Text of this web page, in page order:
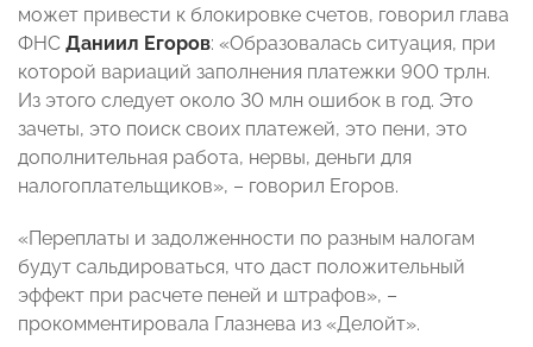
может привести к блокировке счетов, говорил глава
ФНС Даниил Егоров: «Образовалась ситуация, при
которой вариаций заполнения платежки 900 трлн.
Из этого следует около 30 млн ошибок в год. Это
зачеты, это поиск своих платежей, это пени, это
дополнительная работа, нервы, деньги для
налогоплательщиков», – говорил Егоров.
«Переплаты и задолженности по разным налогам
будут сальдироваться, что даст положительный
эффект при расчете пеней и штрафов», –
прокомментировала Глазнева из «Делойт».